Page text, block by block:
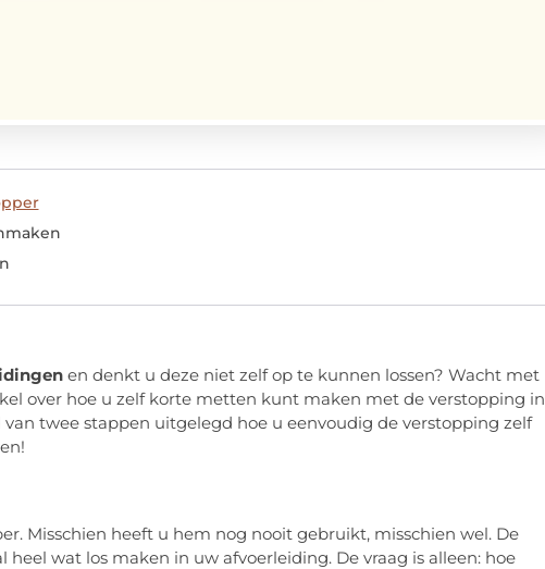
en denkt u deze niet zelf op te kunnen lossen? Wacht met
over hoe u zelf korte metten kunt maken met de verstopping in
twee stappen uitgelegd hoe u eenvoudig de verstopping zelf
Misschien heeft u hem nog nooit gebruikt, misschien wel. De
wat los maken in uw afvoerleiding. De vraag is alleen: hoe